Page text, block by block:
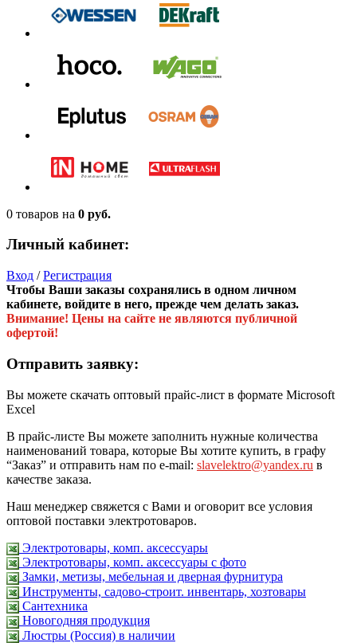
0 товаров на 0 руб.
Личный кабинет:
Вход /Регистрация
Чтобы Ваши заказы сохранялись в одном личном
кабинете, войдите в него, прежде чем делать заказ.
Внимание! Цены на сайте не являются публичной
офертой!
Отправить заявку:
Вы можете скачать оптовый прайс-лист в формате Microsoft
Excel
В прайс-листе Вы можете заполнить нужные количества
наименований товара, которые Вы хотите купить, в графу
“Заказ” и отправить нам по e-mail: slavelektro@yandex.ru в
качестве заказа.
Наш менеджер свяжется с Вами и оговорит все условия
оптовой поставки электротоваров.
Электротовары, комп. аксессуары
Электротовары, комп. аксессуары с фото
Замки, метизы, мебельная и дверная фурнитура
Инструменты, садово-строит. инвентарь, хозтовары
Сантехника
Новогодняя продукция
Люстры (Россия) в наличии